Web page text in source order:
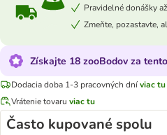
Pravidelné donášky
Zmeňte, pozastavte,
Získajte 18 zooBodov za
Dodacia doba 1-3 pracovných dníviac tu
Vrátenie tovaru viac tu
Často kupované spolu